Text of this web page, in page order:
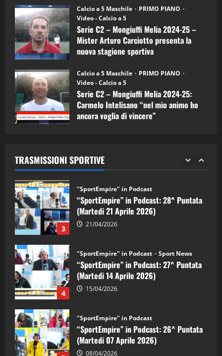
Calcio a 5 Maschile
PRIMO PIANO
Video - Calcio a 5
Serie C2 – Mongiuffi Melia 2024-25 –
Mister Arturo Carciotto presenta la
nuova stagione sportiva
Calcio a 5 Maschile
PRIMO PIANO
Video - Calcio a 5
Serie C2 – Mongiuffi Melia 2024-25:
Carmelo Intelisano “nel mio animo ho
ancora voglia di vincere”
TRASMISSIONI SPORTIVE
5
“SportEmpire” in Podcast: 26^ Puntata
(Martedi 07 Aprile 2026)
08/04/2026
1
“SportEmpire” in Podcast: 30^ Puntata
(Martedi 05 Maggio 2026)
08/05/2026
2 28/04/2026
3
"SportEmpire" in Podcast
“SportEmpire” in Podcast: 28^ Puntata
(Martedi 21 Aprile 2026)
21/04/2026
4
"SportEmpire" in Podcast Sport News
“SportEmpire” in Podcast: 27^ Puntata
(Martedi 14 Aprile 2026)
15/04/2026
"SportEmpire" in Podcast
“SportEmpire” in Podcast: 26^ Puntata
(Martedi 07 Aprile 2026)
08/04/2026